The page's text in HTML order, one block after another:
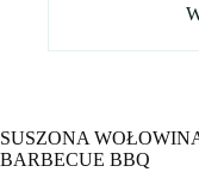
SUSZONA
BARBECUE BBQ